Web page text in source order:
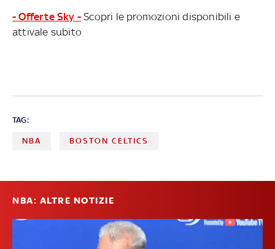
- Offerte Sky - Scopri le promozioni disponibili e
attivale subito
TAG:
NBA BOSTON CELTICS
NBA: ALTRE NOTIZIE